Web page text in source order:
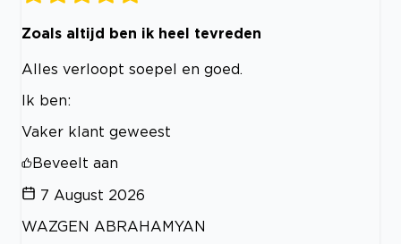
Zoals altijd ben ik heel tevreden
Alles verloopt soepel en goed.
Ik ben:
Vaker klant geweest
Beveelt aan
7 August 2026
WAZGEN ABRAHAMYAN